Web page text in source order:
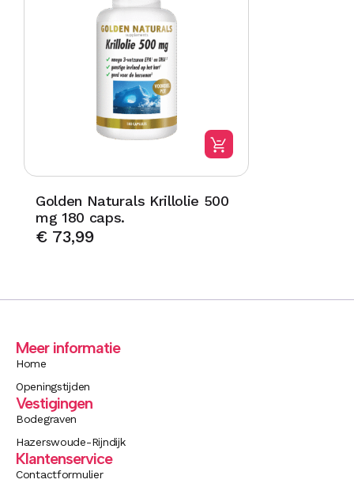
Golden Naturals Krillolie 500
mg 180 caps.
€73,99
Meer informatie
Home
Openingstijden
Vestigingen
Bodegraven
Hazerswoude-Rijndijk
Klantenservice
Contactformulier